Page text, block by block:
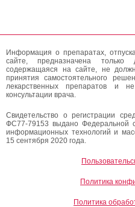
Информация о препаратах,
сайте, предназначена только
содержащаяся на сайте, не
принятия самостоятельного
лекарственных препаратов и
консультации врача.
Свидетельство о регистрации
ФС77-79153 выдано Федеральной
информационных технологий и
15 сентября 2020 года.
Политика
Политика